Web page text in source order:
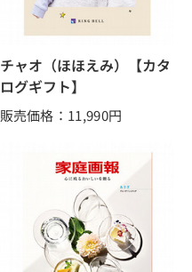
チャオ（ほほえみ）【カタ
ログギフト】
販売価格：11,990円